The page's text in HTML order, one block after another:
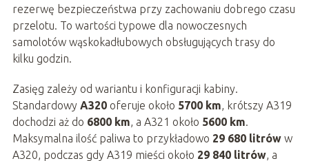
rezerwę bezpieczeństwa przy zachowaniu dobrego czasu
przelotu. To wartości typowe dla nowoczesnych
samolotów wąskokadłubowych obsługujących trasy do
kilku godzin.
Zasięg zależy od wariantu i konfiguracji kabiny.
Standardowy A320oferuje około 5700 km, krótszy A319
dochodzi aż do 6800 km, a A321 około 5600 km.
Maksymalna ilość paliwa to przykładowo 29 680 litróww
A320, podczas gdy A319 mieści około 29 840 litrów, a